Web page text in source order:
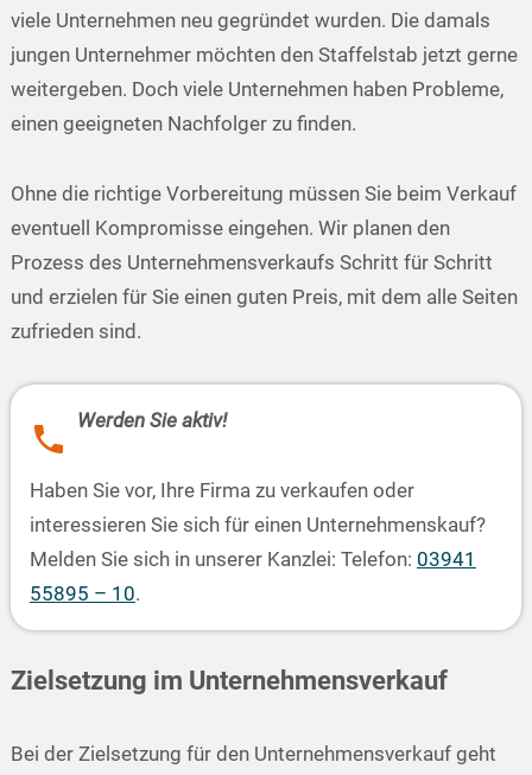
viele Unternehmen neu gegründet wurden. Die damals
jungen Unternehmer möchten den Staffelstab jetzt gerne
weitergeben. Doch viele Unternehmen haben Probleme,
einen geeigneten Nachfolger zu finden.
Ohne die richtige Vorbereitung müssen Sie beim Verkauf
eventuell Kompromisse eingehen. Wir planen den
Prozess des Unternehmensverkaufs Schritt für Schritt
und erzielen für Sie einen guten Preis, mit dem alle Seiten
zufrieden sind.
Werden Sie aktiv!
Haben Sie vor, Ihre Firma zu verkaufen oder
interessieren Sie sich für einen Unternehmenskauf?
Melden Sie sich in unserer Kanzlei: Telefon: 03941
55895 – 10.
Zielsetzung im Unternehmensverkauf
Bei der Zielsetzung für den Unternehmensverkauf geht